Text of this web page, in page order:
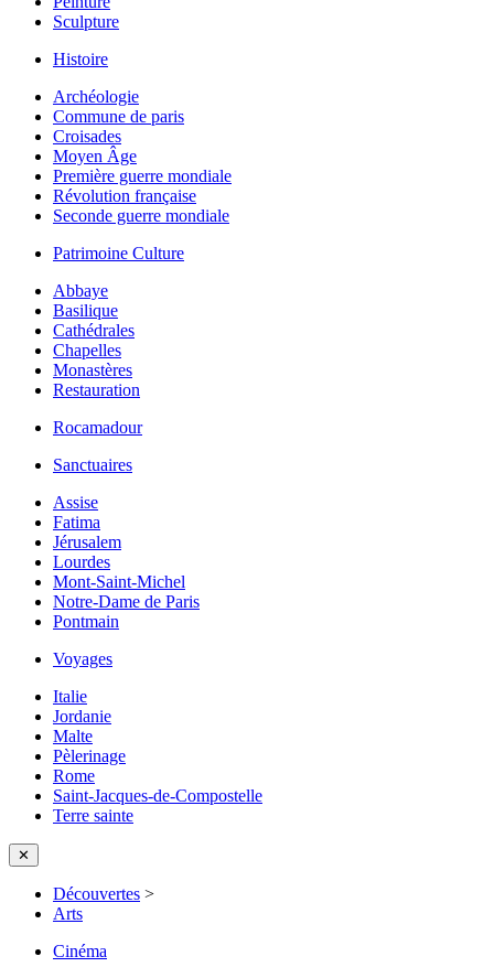
Sculpture
Histoire
Archéologie
Commune de paris
Croisades
Moyen Âge
Première guerre mondiale
Révolution française
Seconde guerre mondiale
Patrimoine Culture
Abbaye
Basilique
Cathédrales
Chapelles
Monastères
Restauration
Rocamadour
Sanctuaires
Assise
Fatima
Jérusalem
Lourdes
Mont-Saint-Michel
Notre-Dame de Paris
Pontmain
Voyages
Italie
Jordanie
Malte
Pèlerinage
Rome
Saint-Jacques-de-Compostelle
Terre sainte
✕
Découvertes >
Arts
Cinéma